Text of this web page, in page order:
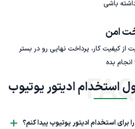
باشی
از کیفیت کار، پرداخت نهایی رو در بستر
بده
FAQ
برای استخدام ادیتور یوتیوب پیدا کنم؟